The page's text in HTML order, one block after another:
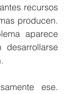
recursos
producen.
aparece
ese.